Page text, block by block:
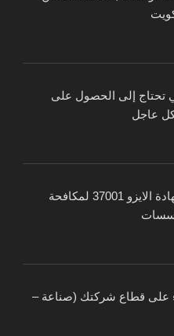
تحتاج إلى الحصول على
عاجل
خطوات تطبيق شهادة الايزو 37001 لمكافحة
على قطاع شركتك (صناعة –